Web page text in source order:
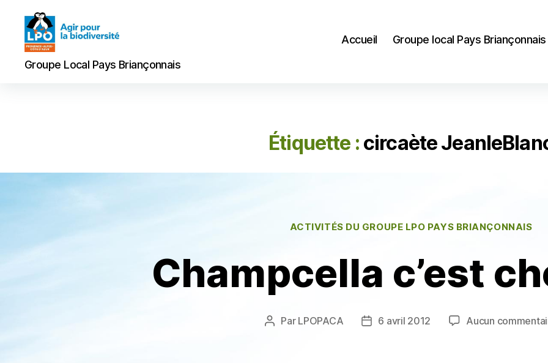
Groupe
Local
Groupe Local Pays Briançonnais
Accueil Groupe local Pays Briançonnais
Étiquette : circaète
Catégories
ACTIVITÉS DU GROUPE LPO PAYS BRIANÇONNAIS
Champcella c’est
Auteur
Par LPOPACA
Date6 avril 2012 Aucun